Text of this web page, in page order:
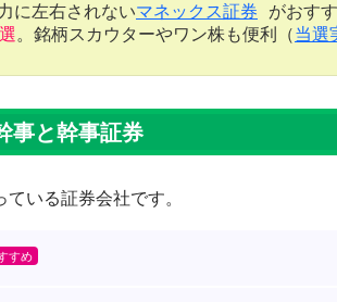
に左右されないマネックス証券 がおす
。銘柄スカウターやワン株も便利（当選
事と幹事証券
いる証券会社です。